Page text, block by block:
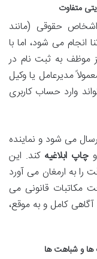
متفاوت
حقوقی (مانند
انجام می شود، اما با
موظف به ثبت نام در
مدیرعامل یا وکیل
وارد حساب کاربری
می شود و نماینده
چاپ ابلاغیه کند. این
به ارمغان می آورد
مکاتبات قانونی می
کامل و به موقع،
ها و شباهت ها